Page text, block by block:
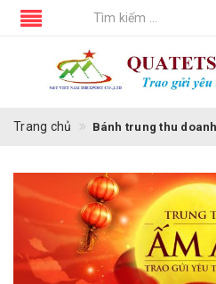
Trang chủ Bánh trung thu